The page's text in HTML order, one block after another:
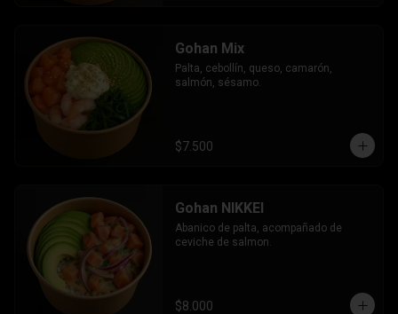
Gohan Mix
Palta, cebollín, queso, camarón,
salmón, sésamo.
$7.500
Gohan NIKKEI
Abanico de palta, acompañado de
ceviche de salmon.
$8.000